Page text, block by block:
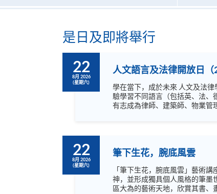
是日及即將舉行
22
8月 2026
(星期六)
人文語言及法律開放日（
學在當下，成於未來 人文及法律學院開放日主題為「學在當下，成於未來」，內容非常豐富，涵蓋語言，文化藝術及不同專業，絕不容錯過！ 歡迎閣下到來體
驗學習不同語言（包括英、法、
有志成為律師、建築師、物業管理從
22
8月 2026
(星期六)
筆下生花，腕底風雲
「筆下生花，腕底風雲」藝術
神，並形成獨具個人風格的筆墨